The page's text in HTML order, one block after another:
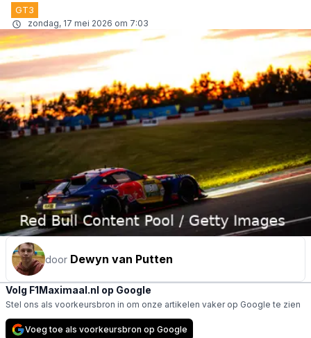
GT3
zondag, 17 mei 2026 om 7:03
door Dewyn van Putten
Volg F1Maximaal.nl op Google
Stel ons als voorkeursbron in om onze artikelen vaker op Google te zien
Voeg toe als voorkeursbron op Google